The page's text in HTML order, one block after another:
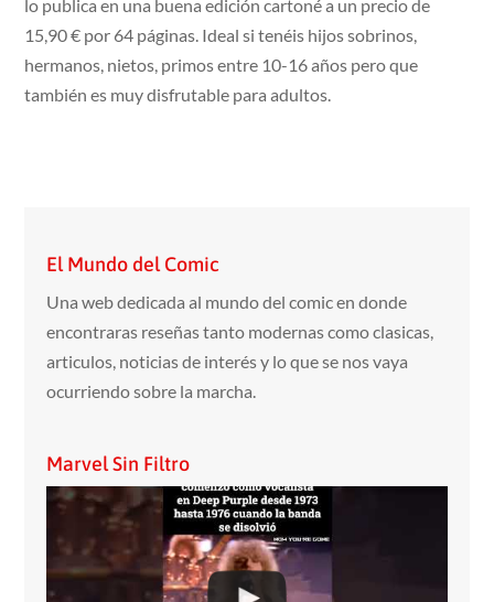
lo publica en una buena edición cartoné a un precio de
15,90 € por 64 páginas. Ideal si tenéis hijos sobrinos,
hermanos, nietos, primos entre 10-16 años pero que
también es muy disfrutable para adultos.
El Mundo del Comic
Una web dedicada al mundo del comic en donde
encontraras reseñas tanto modernas como clasicas,
articulos, noticias de interés y lo que se nos vaya
ocurriendo sobre la marcha.
Marvel Sin Filtro